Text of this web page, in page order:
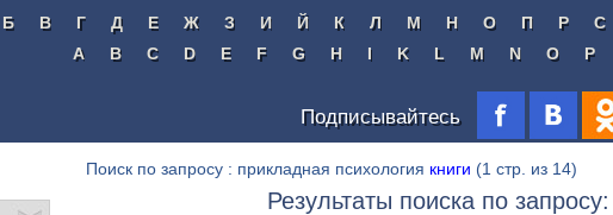
Б В Г Д Е Ж З И Й К Л М Н О П Р С
A
B C D E F G H I K L M N O P
Подписывайтесь
Поиск по запросу : прикладная психология книги (1 стр. из 14)
Результаты поиска по